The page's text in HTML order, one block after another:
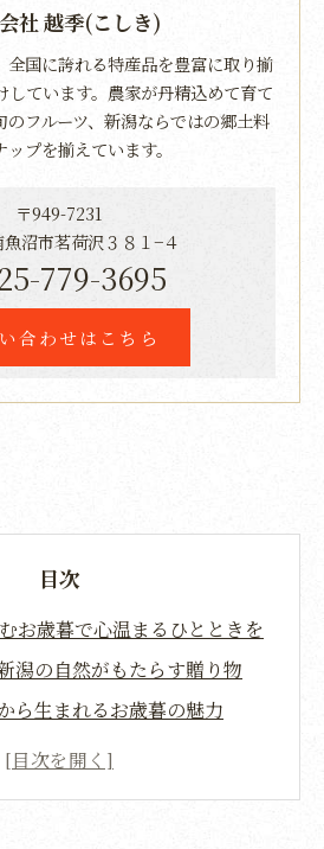
社 越季(こしき)
全国に誇れる特産品を豊富に取り揃
しています。農家が丹精込めて育て
フルーツ、新潟ならではの郷土料
プを揃えています。
〒949-7231
沼市茗荷沢３８１−４
779-3695
合わせはこちら
目次
お歳暮で心温まるひとときを
潟の自然がもたらす贈り物
ら生まれるお歳暮の魅力
む新潟特産品の特別な魅力